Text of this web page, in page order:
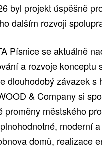
byl projekt úspěšně
dalším rozvoji
Písnice se aktuálně
a rozvoje
dlouhodobý závazek
& Company si
proměny městského
moderní
domů, realizace